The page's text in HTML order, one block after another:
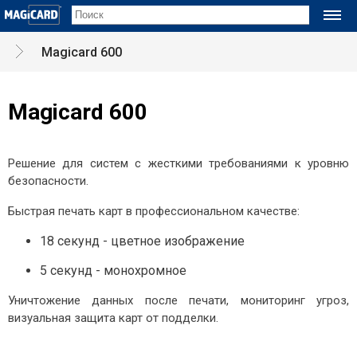
ПРИНТЕРЫ
Magicard Pronto100
Magicard Pronto
Расходные материалы
ТЕХНОЛОГИИ
Технологии печати
Сублимационная печать
Термотрансферная печать
Magicard 600
Magicard 600
Решение для систем с жесткими требованиями к уровню
безопасности.
Быстрая печать карт в профессиональном качестве:
18 секунд - цветное изображение
5 секунд - монохромное
Уничтожение данных после печати, мониторинг угроз,
визуальная защита карт от подделки.